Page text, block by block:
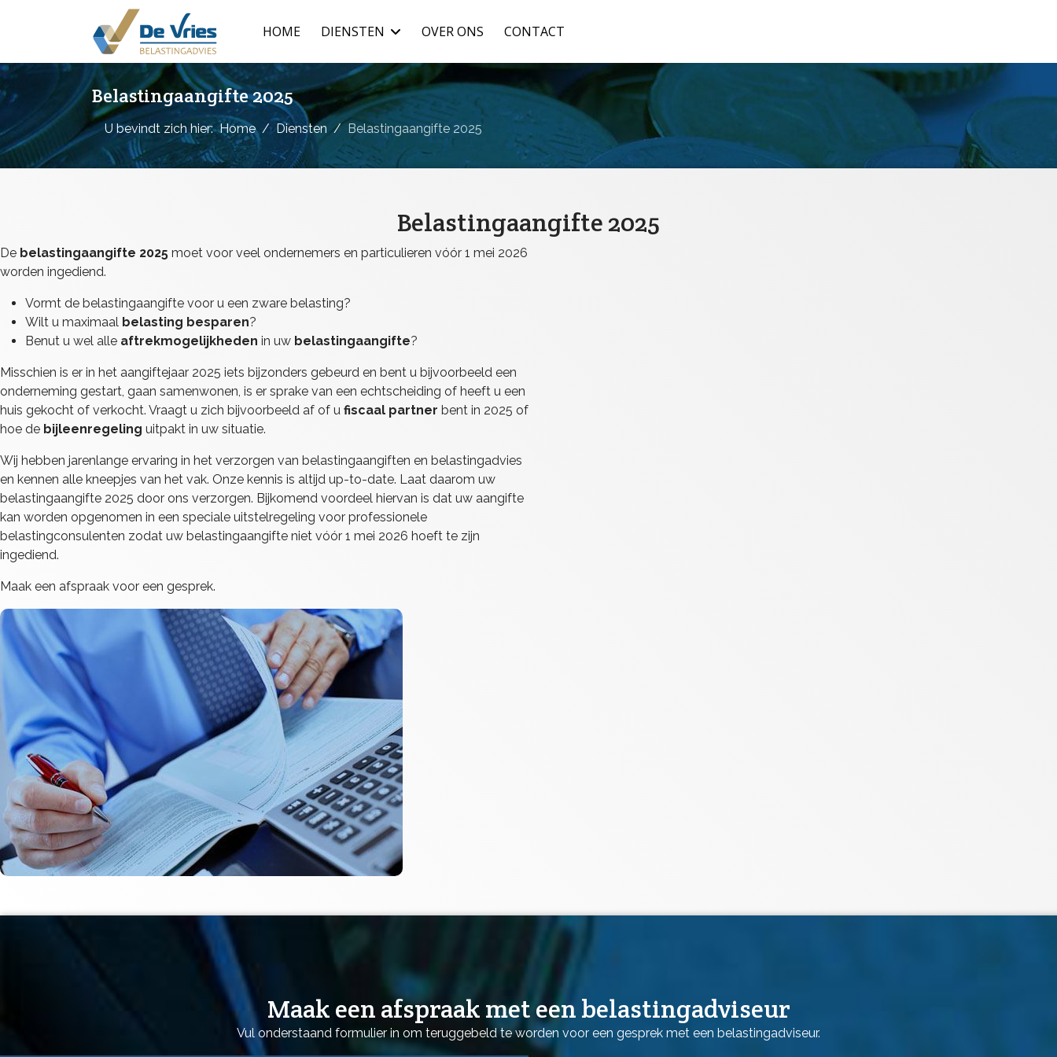
HOME DIENSTEN OVER ONS CONTACT
Belastingaangifte 2025
U bevindt zich hier:Home Diensten Belastingaangifte 2025
Belastingaangifte 2025
De belastingaangifte 2025 moet voor veel ondernemers en particulieren vóór 1 mei 2026
worden ingediend.
Vormt de belastingaangifte voor u een zware belasting?
Wilt u maximaal belasting besparen?
Benut u wel alle aftrekmogelijkheden in uw belastingaangifte?
Misschien is er in het aangiftejaar 2025 iets bijzonders gebeurd en bent u bijvoorbeeld een
onderneming gestart, gaan samenwonen, is er sprake van een echtscheiding of heeft u een
huis gekocht of verkocht. Vraagt u zich bijvoorbeeld af of u fiscaal partner bent in 2025 of
hoe de bijleenregeling uitpakt in uw situatie.
Wij hebben jarenlange ervaring in het verzorgen van belastingaangiften en belastingadvies
en kennen alle kneepjes van het vak. Onze kennis is altijd up-to-date. Laat daarom uw
belastingaangifte 2025 door ons verzorgen. Bijkomend voordeel hiervan is dat uw aangifte
kan worden opgenomen in een speciale uitstelregeling voor professionele
belastingconsulenten zodat uw belastingaangifte niet vóór 1 mei 2026 hoeft te zijn
ingediend.
Maak een afspraak voor een gesprek.
Maak een afspraak met een belastingadviseur
Vul onderstaand formulier in om teruggebeld te worden voor een gesprek met een belastingadviseur.